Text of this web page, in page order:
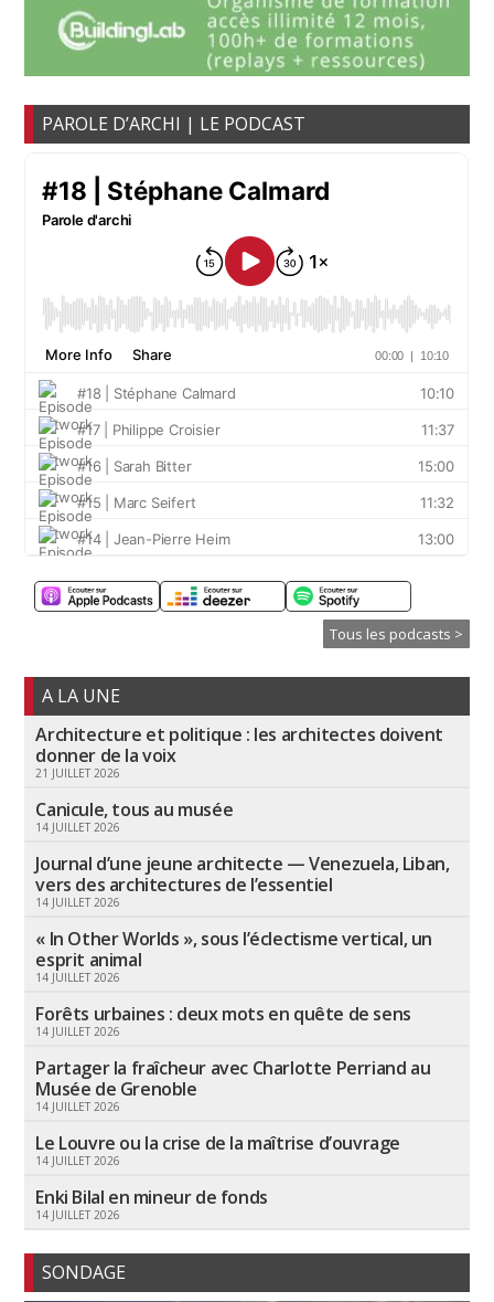
PAROLE D’ARCHI | LE PODCAST
Tous les podcasts >
A LA UNE
Architecture et politique : les architectes doivent
donner de la voix
21 JUILLET 2026
Canicule, tous au musée
14 JUILLET 2026
Journal d’une jeune architecte — Venezuela, Liban,
vers des architectures de l’essentiel
14 JUILLET 2026
« In Other Worlds », sous l’éclectisme vertical, un
esprit animal
14 JUILLET 2026
Forêts urbaines : deux mots en quête de sens
14 JUILLET 2026
Partager la fraîcheur avec Charlotte Perriand au
Musée de Grenoble
14 JUILLET 2026
Le Louvre ou la crise de la maîtrise d’ouvrage
14 JUILLET 2026
Enki Bilal en mineur de fonds
14 JUILLET 2026
SONDAGE